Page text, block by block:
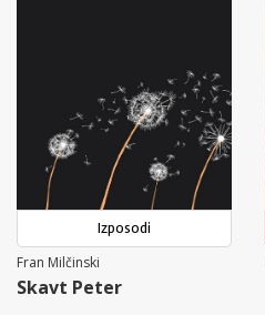
Izposodi
Fran Milčinski
Skavt Peter